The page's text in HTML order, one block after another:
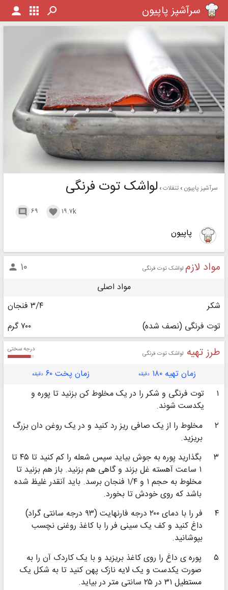
سرآشپز پاپیون
سرآشپز پاپیون تنقلات لواشک توت فرنگی
۶۹  ۱۹.۷k 
پاپیون
مواد لازم لواشک توت فرنگی ۱۰ 
مواد اصلی
شکر
۳/۴ فنجان
توت فرنگی (نصف شده)
۷۰۰ گرم
طرز تهیه لواشک توت فرنگی درجه سختی
زمان تهیه ۱۸۰ دقیقه زمان پخت ۶۰ دقیقه
۱
توت فرنگی و شکر را در یک مخلوط کن بزنید تا پوره و
یکدست شوند.
۲
مخلوط را از یک صافی ریز رد کنید و در یک روغن دان بزرگ
بریزید.
۳
بگذارید پوره به جوش بیاید سپس شعله را کم کنید تا ۴۵ تا
۱ ساعت آهسته غل بزند و گاهی هم بزنید. باز هم بزنید تا
مخلوط به حجم ۱ و ۱/۴ فنجان برسد. باید آنقدر غلیظ شده
باشد که روی خودش تا بخورد.
۴
فر را با دمای ۲۰۰ درجه فارنهایت (۹۳ درجه سانتی گراد)
داغ کنید و کف یک سینی فر را با کاغذ روغنی نچسب
بپوشانید.
۵
پوره ی داغ را روی کاغذ بریزید و با یک کاردک آن را به
صورت یکدست و یک لایه نازک پهن کنید تا به شکل یک
مستطیل ۳۱ در ۲۵ سانتی متر در بیاید.